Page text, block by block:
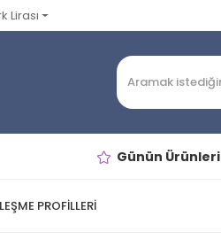
Lirası
Günün Ürünleri
PROFİLLERİ